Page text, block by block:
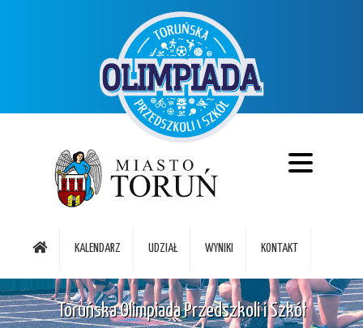
KALENDARZ UDZIAŁ WYNIKI KONTAKT
Toruńska Olimpiada Przedszkoli i Szkół